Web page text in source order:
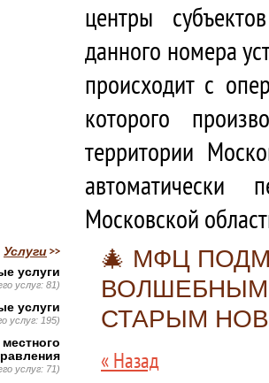
центры
данного номера
происходит с
которого
территории
автоматически
Московской
🎄 МФЦ
ВОЛШЕБНЫМ
СТАРЫМ
« Назад
Услуги
услуги
услуг: 81)
услуги
услуг: 195)
услуг: 71)